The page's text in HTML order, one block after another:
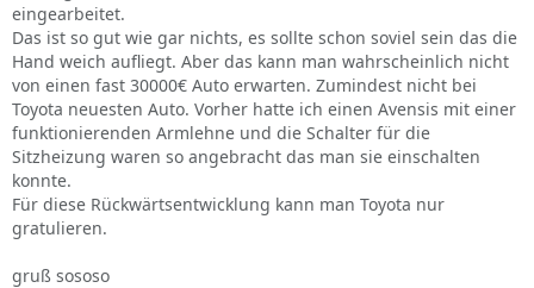
eingearbeitet.
Das ist so gut wie gar nichts, es sollte schon soviel sein das die
Hand weich aufliegt. Aber das kann man wahrscheinlich nicht
von einen fast 30000€ Auto erwarten. Zumindest nicht bei
Toyota neuesten Auto. Vorher hatte ich einen Avensis mit einer
funktionierenden Armlehne und die Schalter für die
Sitzheizung waren so angebracht das man sie einschalten
konnte.
Für diese Rückwärtsentwicklung kann man Toyota nur
gratulieren.
gruß sososo